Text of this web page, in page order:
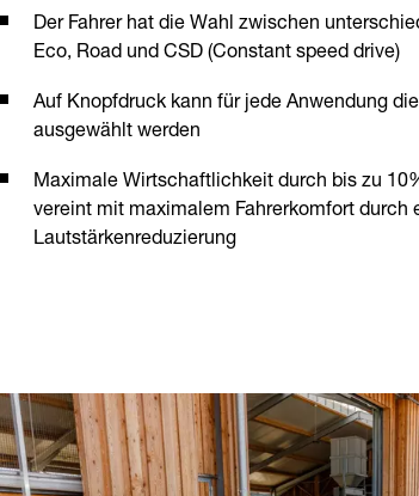
Der Fahrer hat die Wahl zwischen
Eco, Road und CSD (Constant speed drive)
Auf Knopfdruck kann für jede Anwendung
ausgewählt werden
Maximale Wirtschaftlichkeit durch bis zu
vereint mit maximalem Fahrerkomfort durch
Lautstärkenreduzierung